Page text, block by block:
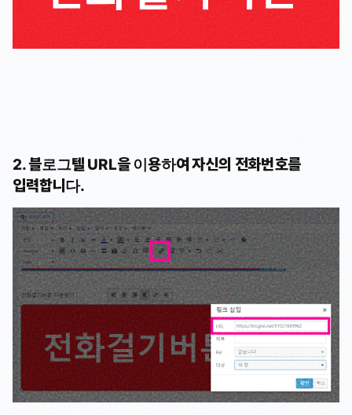
2. 블로그텔 URL을 이용하여 자신의 전화번호를
입력합니다.